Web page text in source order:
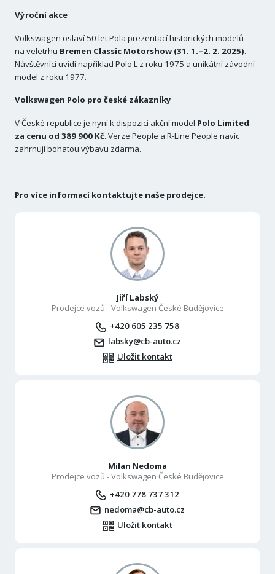
Výroční akce
Volkswagen oslaví 50 let Pola prezentací historických modelů
na veletrhu Bremen Classic Motorshow (31. 1.–2. 2. 2025).
Návštěvníci uvidí například Polo L z roku 1975 a unikátní závodní
model z roku 1977.
Volkswagen Polo pro české zákazníky
V České republice je nyní k dispozici akční model Polo Limited
za cenu od 389 900 Kč. Verze People a R-Line People navíc
zahrnují bohatou výbavu zdarma.
Pro více informací kontaktujte naše prodejce.
Jiří Labský
Prodejce vozů - Volkswagen České Budějovice
+420 605 235 758
labsky@cb-auto.cz
Uložit kontakt
Milan Nedoma
Prodejce vozů - Volkswagen České Budějovice
+420 778 737 312
nedoma@cb-auto.cz
Uložit kontakt